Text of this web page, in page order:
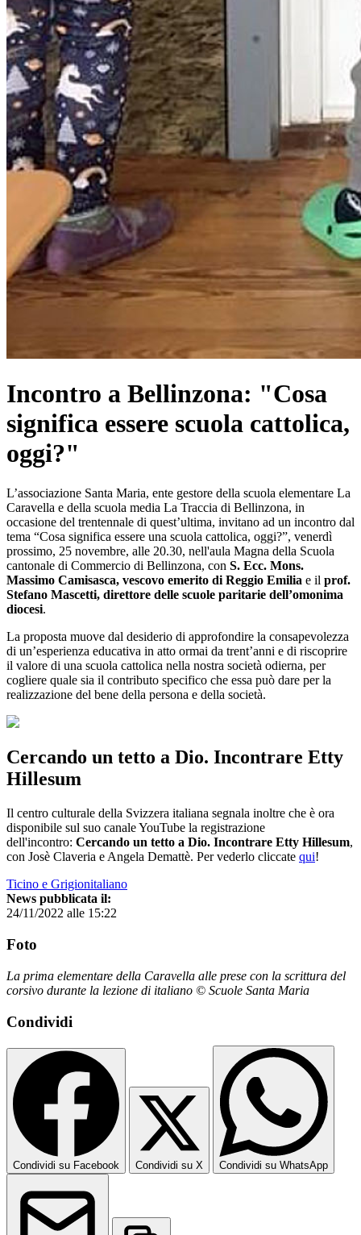
Incontro a Bellinzona: "Cosa
significa essere scuola cattolica,
oggi?"
L’associazione Santa Maria, ente gestore della scuola elementare La
Caravella e della scuola media La Traccia di Bellinzona, in
occasione del trentennale di quest’ultima, invitano ad un incontro dal
tema “Cosa significa essere una scuola cattolica, oggi?”, venerdì
prossimo, 25 novembre, alle 20.30, nell'aula Magna della Scuola
cantonale di Commercio di Bellinzona, con S. Ecc. Mons.
Massimo Camisasca, vescovo emerito di Reggio Emilia e il prof.
Stefano Mascetti, direttore delle scuole paritarie dell’omonima
diocesi.
La proposta muove dal desiderio di approfondire la consapevolezza
di un’esperienza educativa in atto ormai da trent’anni e di riscoprire
il valore di una scuola cattolica nella nostra società odierna, per
cogliere quale sia il contributo specifico che essa può dare per la
realizzazione del bene della persona e della società.
Cercando un tetto a Dio. Incontrare Etty
Hillesum
Il centro culturale della Svizzera italiana segnala inoltre che è ora
disponibile sul suo canale YouTube la registrazione
dell'incontro: Cercando un tetto a Dio. Incontrare Etty Hillesum,
con Josè Claveria e Angela Demattè. Per vederlo cliccate qui!
Ticino e Grigionitaliano
News pubblicata il:
24/11/2022 alle 15:22
Foto
La prima elementare della Caravella alle prese con la scrittura del
corsivo durante la lezione di italiano © Scuole Santa Maria
Condividi
Condividi su Facebook Condividi su X Condividi su WhatsApp